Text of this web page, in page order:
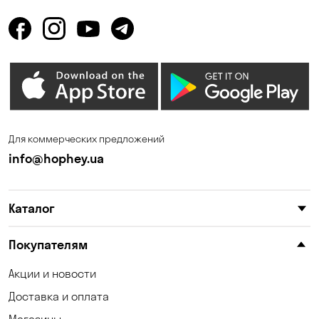
Днепр
Ирпень Калиновка
Карнауховка
Котовка
Красноселка
Кривой Рог
Для коммерческих предложений
info@hophey.ua
Каталог
Покупателям
Акции и новости
Доставка и оплата